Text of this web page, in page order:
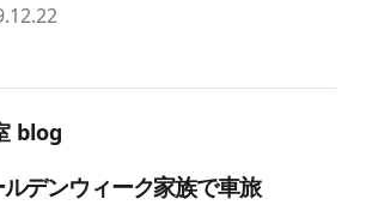
blog
ルデンウィーク家族で車旅